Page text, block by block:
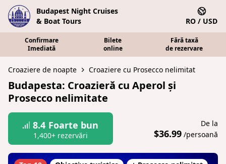
Budapest Night Cruises
& Boat Tours
RO / USD
Confirmare
Imediată
Bilete
online
Fără taxă
de rezervare
Croaziere de noapte Croaziere cu Prosecco nelimitat
Budapesta: Croazieră cu Aperol și
Prosecco nelimitate
8.4 Foarte bun
1,400+ rezervări
De la
$36.99 /persoană